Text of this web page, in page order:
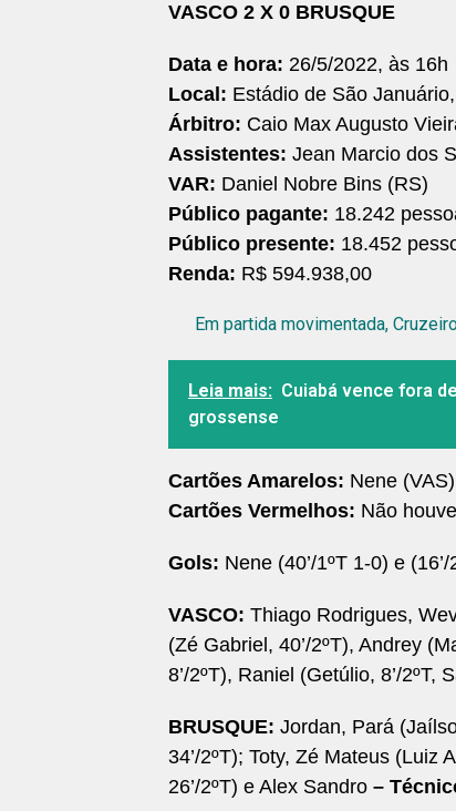
VASCO 2 X 0 BRUSQUE
Data e hora: 26/5/2022, às 16h
Local: Estádio de São
Árbitro: Caio Max Augusto
Assistentes: Jean Marcio dos
VAR: Daniel Nobre Bins (RS)
Público pagante: 18.242
Público presente: 18.452
Renda: R$ 594.938,00
Em partida movimentada,
Leia mais: Cuiabá vence fora
grossense
Cartões Amarelos: Nene
Cartões Vermelhos: Não houve
Gols: Nene (40’/1ºT 1-0) e (16’/
VASCO: Thiago Rodrigues,
(Zé Gabriel, 40’/2ºT), Andrey
8’/2ºT), Raniel (Getúlio, 8’/2ºT,
BRUSQUE: Jordan, Pará
34’/2ºT); Toty, Zé Mateus (Luiz
26’/2ºT) e Alex Sandro –